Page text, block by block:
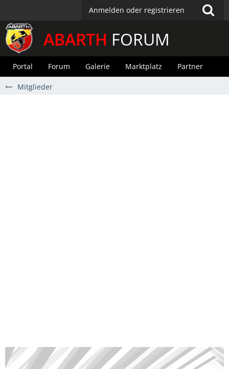
Anmelden oder registrieren
ABARTH FORUM
Portal Forum Galerie Marktplatz Partner
Mitglieder